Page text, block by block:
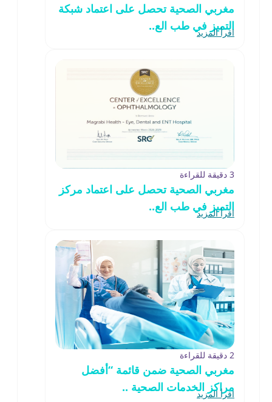
مغربي الصحية تحصل على اعتماد شبكة
التميز في طب الع..
اقرأ المزيد
3 دقيقة للقراءة
مغربي الصحية تحصل على اعتماد مركز
التميز في طب الع..
اقرأ المزيد
2 دقيقة للقراءة
مغربي الصحية ضمن قائمة “أفضل
مراكز الخدمات الصحية ..
اقرأ المزيد